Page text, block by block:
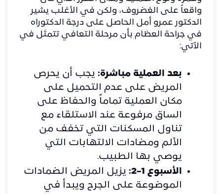
واقعاً على الغضروف، ولكن في الأغلب يشير
الدكتور عمرو أمل الحاصل على درجة الدكتوراه
في جراحة العظام بأن مرحلة التعافي تتمثل في
الآتي:
بعد العملية مباشرة: يجب أن يحرص
المريض على عدم التحميل على
مكان العملية تماماً والحفاظ على
الساق مرفوعة عند الاستلقاء مع
تناول المسكنات التي تخفف من
الألم ومضادات الالتهابات التي
يوصي بها الطبيب.
الأسبوع 1–2:
يزيل المريض الضمادات
الموضوعة على الجرح ويبدأ في